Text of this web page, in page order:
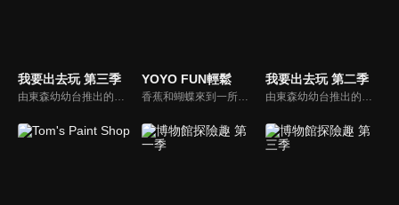
我要出去玩 第三季 YOYO FUN輕鬆
香蕉和蝴蝶來到一所有「蛙蛙國」之稱的台北縣瑞柑國小，首先兩人必須先通過每個星期的英文對話通關密語。學校特地讓通關密語貼滿了校園的各個角落，學童可以常常複習，也因此讓學生在英語朗讀比賽中屢創佳績！
我要出去玩 第二季